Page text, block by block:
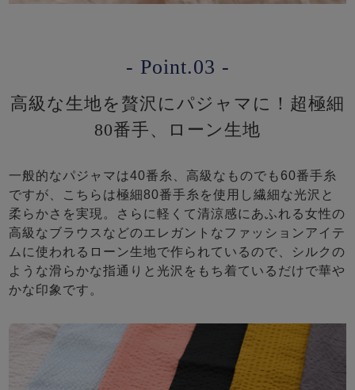
- Point.03 -
高級な生地を贅沢にパジャマに！超極細
80番手、ローン生地
一般的なパジャマは40番糸、高級なものでも60番手糸
ですが、こちらは極細80番手糸を使用し繊細な光沢と
柔らかさを実現。さらに軽くて清涼感にあふれる女性の
高級なブラウスなどのエレガントなファッションアイテ
ムに使われるローン生地で作られているので、シルクの
ような滑らかな指通りと光沢をもち着ているだけで華や
かな印象です。